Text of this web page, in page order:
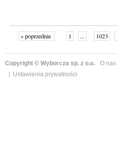
« poprzednie 1 ... 1023
Copyright © Wyborcza sp. z o.o. O nas
Ustawienia prywatności